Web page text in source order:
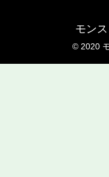
モン
© 2020